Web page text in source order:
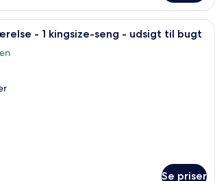
Et overdækket udendørsområde
- 1 kingsize-seng - udsigt til bugt
Se priser